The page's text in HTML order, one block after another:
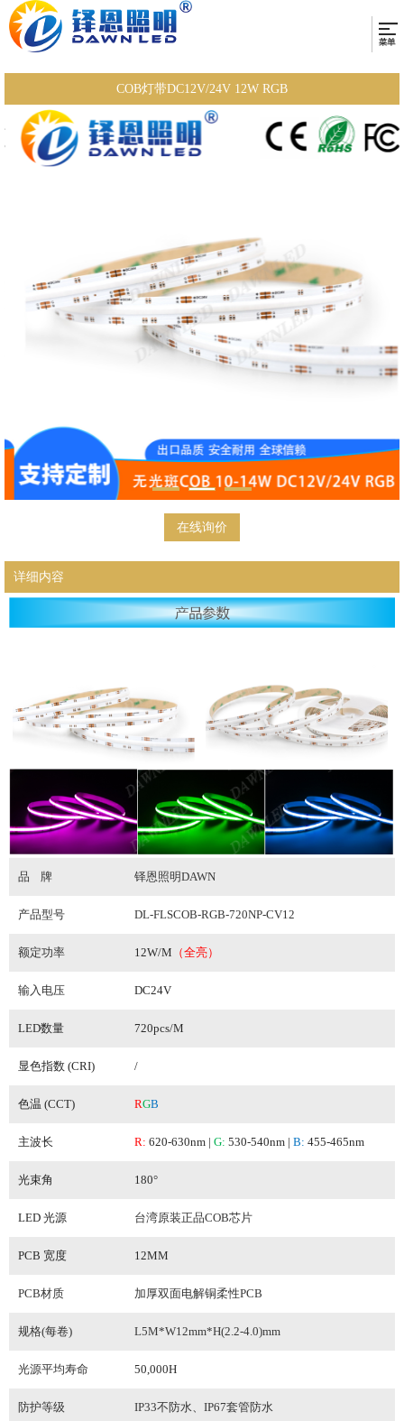
COB灯带DC12V/24V 12W RGB
在线询价
详细内容
品 牌 铎恩照明DAWN
产品型号 DL-FLSCOB-RGB-720NP-CV12
额定功率 12W/M （全亮）
输入电压 DC24V
LED数量 720pcs/M
显色指数 (CRI) /
色温 (CCT) RGB
主波长 R: 620-630nm | G: 530-540nm | B: 455-465nm
光束角 180°
LED 光源 台湾原装正品COB芯片
PCB 宽度 12MM
PCB材质 加厚双面电解铜柔性PCB
规格(每卷) L5M*W12mm*H(2.2-4.0)mm
光源平均寿命 50,000H
防护等级 IP33不防水、IP67套管防水